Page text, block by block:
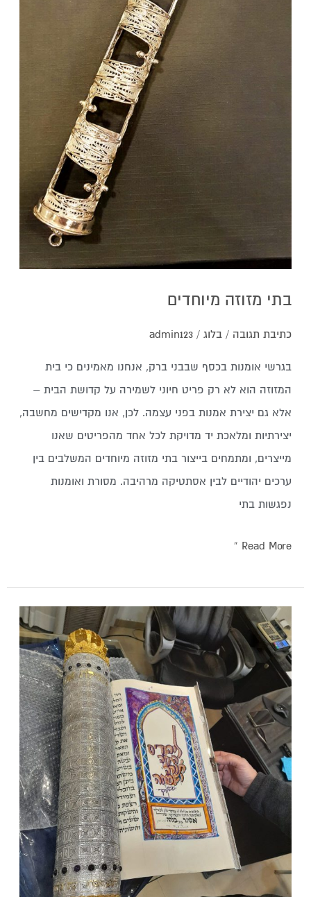
בתי מזוזה מיוחדים
כתיבת תגובה / בלוג/
admin123
בגרשי אומנות בכסף שבבני ברק, אנחנו מאמינים כי בית
המזוזה הוא לא רק פריט חיוני לשמירה על קדושת הבית –
אלא גם יצירת אמנות בפני עצמה. לכן, אנו מקדישים מחשבה,
יצירתיות ומלאכת יד מדויקת לכל אחד מהפריטים שאנו
מייצרים, ומתמחים בייצור בתי מזוזה מיוחדים המשלבים בין
ערכים יהודיים לבין אסתטיקה מרהיבה. מסורת ואומנות
נפגשות בתי
Read More »
בתי
מגילה
מפוארים
ומהודרים